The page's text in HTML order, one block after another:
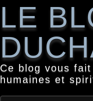
LE
Ce blog vous
humaines et